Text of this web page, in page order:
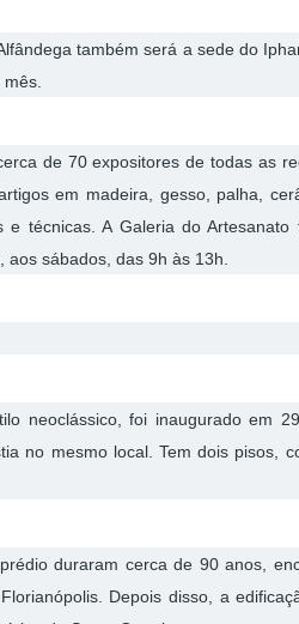
também será a sede do
de 70 expositores de todas as
em madeira, gesso, palha,
técnicas. A Galeria do
sábados, das 9h às 13h.
neoclássico, foi inaugurado em
no mesmo local. Tem dois pisos,
duraram cerca de 90 anos,
Depois disso, a